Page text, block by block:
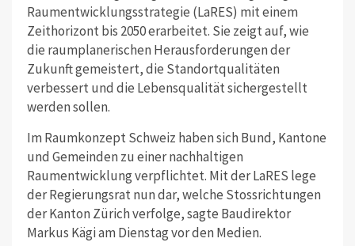
Raumentwicklungsstrategie (LaRES) mit einem
Zeithorizont bis 2050 erarbeitet. Sie zeigt auf, wie
die raumplanerischen Herausforderungen der
Zukunft gemeistert, die Standortqualitäten
verbessert und die Lebensqualität sichergestellt
werden sollen.
Im Raumkonzept Schweiz haben sich Bund, Kantone
und Gemeinden zu einer nachhaltigen
Raumentwicklung verpflichtet. Mit der LaRES lege
der Regierungsrat nun dar, welche Stossrichtungen
der Kanton Zürich verfolge, sagte Baudirektor
Markus Kägi am Dienstag vor den Medien.